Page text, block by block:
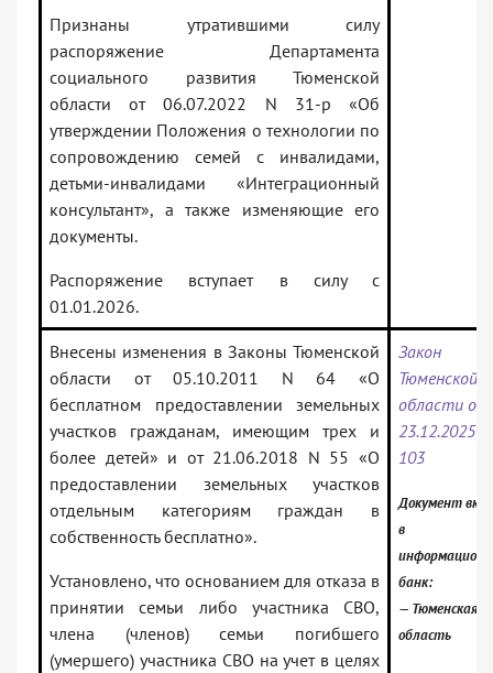
Признаны утратившими силу
распоряжение Департамента
социального развития Тюменской
области от 06.07.2022 N 31-р «Об
утверждении Положения о технологии по
сопровождению семей с инвалидами,
детьми-инвалидами «Интеграционный
консультант», а также изменяющие его
документы.
Распоряжение вступает в силу с
01.01.2026.
Внесены изменения в Законы Тюменской
области от 05.10.2011 N 64 «О
бесплатном предоставлении земельных
участков гражданам, имеющим трех и
более детей» и от 21.06.2018 N 55 «О
предоставлении земельных участков
отдельным категориям граждан в
собственность бесплатно».
Установлено, что основанием для отказа в
принятии семьи либо участника СВО,
члена (членов) семьи погибшего
(умершего) участника СВО на учет в целях
Закон
Тюменской
области от
23.12.2025 N
103
Документ
в
банк:
— Тюменская
область